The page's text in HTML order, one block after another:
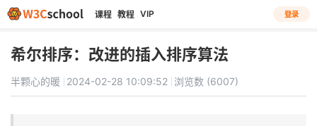
课程 教程 VIP 登录
希尔排序：改进的插入排序算法
半颗心的暖 2024-02-28 10:09:52 浏览数 (6007)